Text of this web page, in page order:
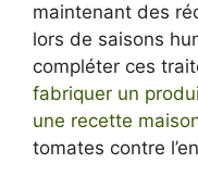
maintenant des
lors de saisons
compléter ces
fabriquer un
une recette
tomates contre